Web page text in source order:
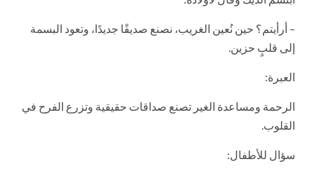
– أرأيتم؟ حين نُعين الغريب، نصنع صديقًا جديدًا، وتعود البسمة
إلى قلبٍ حزين.
العبرة:
الرحمة ومساعدة الغير تصنع صداقات حقيقية وتزرع الفرح في
القلوب.
سؤال للأطفال: